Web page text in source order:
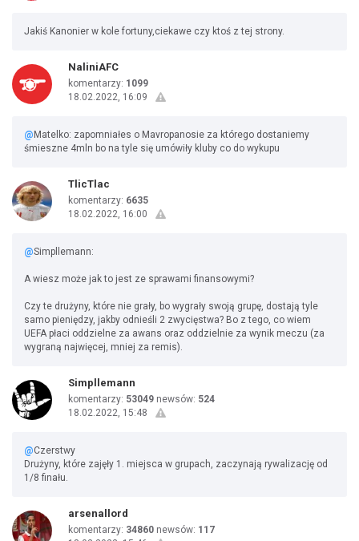
Jakiś Kanonier w kole fortuny,ciekawe czy ktoś z tej strony.
NaliniAFC
komentarzy: 1099
18.02.2022, 16:09
@ Matelko: zapomniałes o Mavropanosie za którego dostaniemy
śmieszne 4mln bo na tyle się umówiły kluby co do wykupu
TlicTlac
komentarzy: 6635
18.02.2022, 16:00
@Simpllemann:
A wiesz może jak to jest ze sprawami finansowymi?
Czy te drużyny, które nie grały, bo wygrały swoją grupę, dostają tyle
samo pieniędzy, jakby odnieśli 2 zwycięstwa? Bo z tego, co wiem
UEFA płaci oddzielne za awans oraz oddzielnie za wynik meczu (za
wygraną najwięcej, mniej za remis).
Simpllemann
komentarzy: 53049 newsów: 524
18.02.2022, 15:48
@Czerstwy
Drużyny, które zajęły 1. miejsca w grupach, zaczynają rywalizację od
1/8 finału.
arsenallord
komentarzy: 34860 newsów: 117